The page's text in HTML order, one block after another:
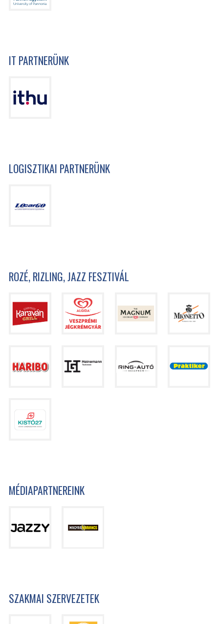
IT PARTNERÜNK
LOGISZTIKAI PARTNERÜNK
ROZÉ, RIZLING, JAZZ FESZTIVÁL
MÉDIAPARTNEREINK
SZAKMAI SZERVEZETEK